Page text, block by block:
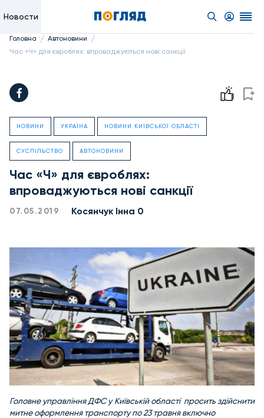
Новости
Головна / Автоновини /
Час «Ч» для євроблях: впроваджуються нові санкції
НОВИНИ УКРАЇНА НОВИНИ КИЇВСЬКОЇ ОБЛАСТІ
СУСПІЛЬСТВО АВТОНОВИНИ
Час «Ч» для євроблях:
впроваджуються нові санкції
07.05.2019 Косянчук Інна 0
Головне управління ДФС у Київській області просить здійснити
митне оформлення транспорту по 23 травня включно